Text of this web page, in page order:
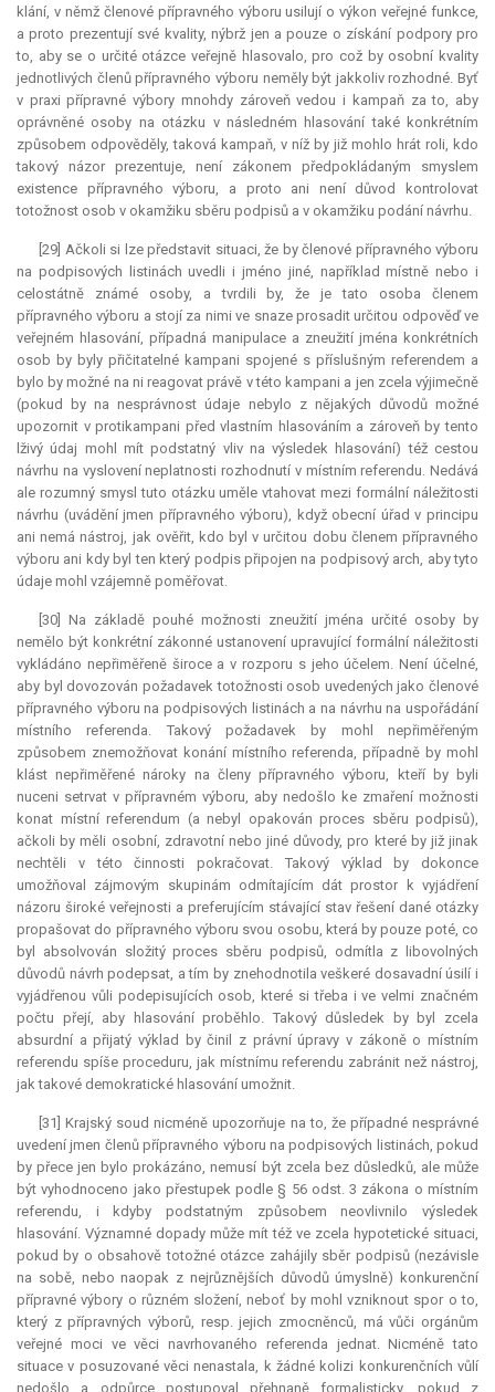
klání, v němž členové přípravného výboru usilují o výkon veřejné funkce,
a proto prezentují své kvality, nýbrž jen a pouze o získání podpory pro
to, aby se o určité otázce veřejně hlasovalo, pro což by osobní kvality
jednotlivých členů přípravného výboru neměly být jakkoliv rozhodné. Byť
v praxi přípravné výbory mnohdy zároveň vedou i kampaň za to, aby
oprávněné osoby na otázku v následném hlasování také konkrétním
způsobem odpověděly, taková kampaň, v níž by již mohlo hrát roli, kdo
takový názor prezentuje, není zákonem předpokládaným smyslem
existence přípravného výboru, a proto ani není důvod kontrolovat
totožnost osob v okamžiku sběru podpisů a v okamžiku podání návrhu.
[29] Ačkoli si lze představit situaci, že by členové přípravného výboru
na podpisových listinách uvedli i jméno jiné, například místně nebo i
celostátně známé osoby, a tvrdili by, že je tato osoba členem
přípravného výboru a stojí za nimi ve snaze prosadit určitou odpověď ve
veřejném hlasování, případná manipulace a zneužití jména konkrétních
osob by byly přičitatelné kampani spojené s příslušným referendem a
bylo by možné na ni reagovat právě v této kampani a jen zcela výjimečně
(pokud by na nesprávnost údaje nebylo z nějakých důvodů možné
upozornit v protikampani před vlastním hlasováním a zároveň by tento
lživý údaj mohl mít podstatný vliv na výsledek hlasování) též cestou
návrhu na vyslovení neplatnosti rozhodnutí v místním referendu. Nedává
ale rozumný smysl tuto otázku uměle vtahovat mezi formální náležitosti
návrhu (uvádění jmen přípravného výboru), když obecní úřad v principu
ani nemá nástroj, jak ověřit, kdo byl v určitou dobu členem přípravného
výboru ani kdy byl ten který podpis připojen na podpisový arch, aby tyto
údaje mohl vzájemně poměřovat.
[30] Na základě pouhé možnosti zneužití jména určité osoby by
nemělo být konkrétní zákonné ustanovení upravující formální náležitosti
vykládáno nepřiměřeně široce a v rozporu s jeho účelem. Není účelné,
aby byl dovozován požadavek totožnosti osob uvedených jako členové
přípravného výboru na podpisových listinách a na návrhu na uspořádání
místního referenda. Takový požadavek by mohl nepřiměřeným
způsobem znemožňovat konání místního referenda, případně by mohl
klást nepřiměřené nároky na členy přípravného výboru, kteří by byli
nuceni setrvat v přípravném výboru, aby nedošlo ke zmaření možnosti
konat místní referendum (a nebyl opakován proces sběru podpisů),
ačkoli by měli osobní, zdravotní nebo jiné důvody, pro které by již jinak
nechtěli v této činnosti pokračovat. Takový výklad by dokonce
umožňoval zájmovým skupinám odmítajícím dát prostor k vyjádření
názoru široké veřejnosti a preferujícím stávající stav řešení dané otázky
propašovat do přípravného výboru svou osobu, která by pouze poté, co
byl absolvován složitý proces sběru podpisů, odmítla z libovolných
důvodů návrh podepsat, a tím by znehodnotila veškeré dosavadní úsilí i
vyjádřenou vůli podepisujících osob, které si třeba i ve velmi značném
počtu přejí, aby hlasování proběhlo. Takový důsledek by byl zcela
absurdní a přijatý výklad by činil z právní úpravy v zákoně o místním
referendu spíše proceduru, jak místnímu referendu zabránit než nástroj,
jak takové demokratické hlasování umožnit.
[31] Krajský soud nicméně upozorňuje na to, že případné nesprávné
uvedení jmen členů přípravného výboru na podpisových listinách, pokud
by přece jen bylo prokázáno, nemusí být zcela bez důsledků, ale může
být vyhodnoceno jako přestupek podle § 56 odst. 3 zákona o místním
referendu, i kdyby podstatným způsobem neovlivnilo výsledek
hlasování. Významné dopady může mít též ve zcela hypotetické situaci,
pokud by o obsahově totožné otázce zahájily sběr podpisů (nezávisle
na sobě, nebo naopak z nejrůznějších důvodů úmyslně) konkurenční
přípravné výbory o různém složení, neboť by mohl vzniknout spor o to,
který z přípravných výborů, resp. jejich zmocněnců, má vůči orgánům
veřejné moci ve věci navrhovaného referenda jednat. Nicméně tato
situace v posuzované věci nenastala, k žádné kolizi konkurenčních vůlí
nedošlo a odpůrce postupoval přehnaně formalisticky, pokud z